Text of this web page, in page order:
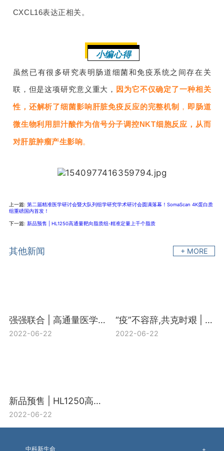
CXCL16表达正相关。
小编心得
虽然已有很多研究表明肠道细菌和免疫系统之间存在关
联，但是这项研究意义重大， 因为它不仅确定了一种相关
性 ，还解析了细菌影响肝脏免疫反应的完整机制 ， 即肠道
微生物利用胆汁酸作为信号分子调控NKT细胞反应，从而
对肝脏肿瘤产生影响。
上一篇: 第二届精准医学研讨会暨大队列组学研究学术研讨会圆满落幕！SomaScan 4K蛋白质
组重磅国内首发！
下一篇: 新品预售 | HL1250高通量靶向脂质组-精准定量上千个脂质
其他新闻 + MORE
强强联合 | 高通量医学靶向代谢组H650+宏基因组合促销活动开启
2022-06-22
“疫”不容辞,共克时艰 | 中科新生命“新冠多组学研究支持计划”盛大启动
2022-06-22
新品预售 | HL1250高通量靶向脂质组-精准定量上千个脂质
2022-06-22
中科新生命 +